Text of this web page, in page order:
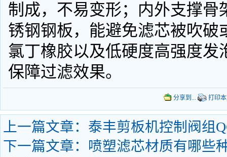
制成，不易变形；内外支撑骨
锈钢钢板，能避免滤芯被吹
氯丁橡胶以及低硬度高强度
保障过滤效果。
分享到... 打印本
上一篇文章： 泰丰剪板机控制阀组
下一篇文章： 喷塑滤芯材质有哪些